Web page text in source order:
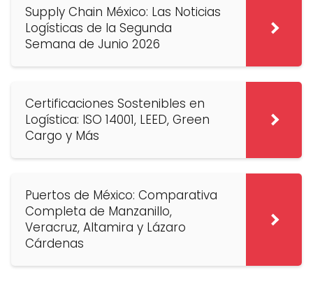
Supply Chain México: Las Noticias
Logísticas de la Segunda
Semana de Junio 2026
Certificaciones Sostenibles en
Logística: ISO 14001, LEED, Green
Cargo y Más
Puertos de México: Comparativa
Completa de Manzanillo,
Veracruz, Altamira y Lázaro
Cárdenas